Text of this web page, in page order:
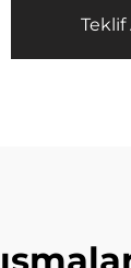
Teklif